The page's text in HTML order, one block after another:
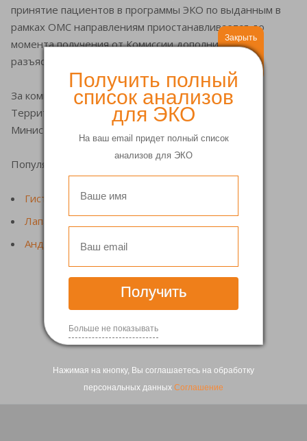
Получить полный
список анализов
для ЭКО
На ваш email придет полный список
анализов для ЭКО
Получить
Больше не показывать
Закрыть
Нажимая на кнопку, Вы соглашаетесь на обработку
персональных данных Соглашение
принятие пациентов в программы ЭКО по выданным в
рамках ОМС направлениям приостанавливается до
момента получения от Комиссии дополнительных
разъяснений.
За комментариями Вы можете обратиться в
Территориальный фонд ОМС Пермского края и
Министерство здравоохранения Пермского края.
Популярные услуги
Гистероскопия матки
Лапароскопия яичников
Андрогин аппарат
Вернуться